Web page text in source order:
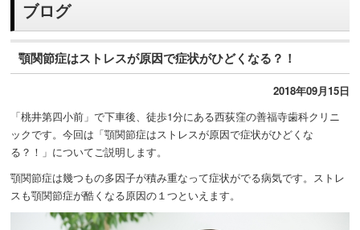
ブログ
顎関節症はストレスが原因で症状がひどくなる？！
2018年09月15日
「桃井第四小前」で下車後、徒歩1分にある西荻窪の善福寺歯科クリニ
ックです。今回は「顎関節症はストレスが原因で症状がひどくな
る？！」についてご説明します。
顎関節症は幾つもの多因子が積み重なって症状がでる病気です。ストレ
スも顎関節症が酷くなる原因の１つといえます。